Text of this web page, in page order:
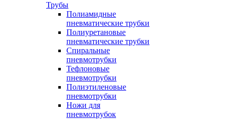
Трубы
Полиамидные
пневматические трубки
Полиуретановые
пневматические трубки
Спиральные
пневмотрубки
Тефлоновые
пневмотрубки
Полиэтиленовые
пневмотрубки
Ножи для
пневмотрубок